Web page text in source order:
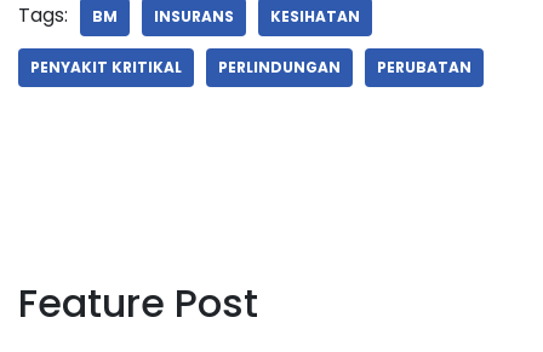
Tags: BM INSURANS KESIHATAN
PENYAKIT KRITIKAL PERLINDUNGAN PERUBATAN
Feature Post